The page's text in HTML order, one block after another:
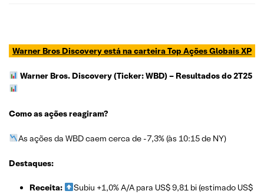
Warner Bros Discovery está na carteira Top Ações Globais XP
Warner Bros. Discovery (Ticker: WBD)– Resultados do 2T25
Como as ações reagiram?
As ações da WBD caem cerca de -7,3% (às 10:15 de NY)
Destaques:
Receita:
Subiu +1,0% A/A para US$ 9,81 bi (estimado US$